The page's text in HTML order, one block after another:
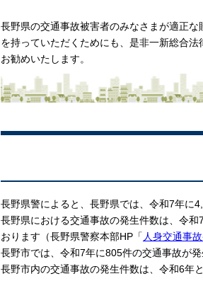
長野県の交通事故被害者のみなさまが適正
を持っていただくためにも、是非一新総合
お勧めいたします。
長野県警によると、長野県では、令和7年に
長野県における交通事故の発生件数は、令
おります（長野県警察本部HP「 人身交通事
長野市では、令和7年に805件の交通事故が
長野市内の交通事故の発生件数は、令和6年